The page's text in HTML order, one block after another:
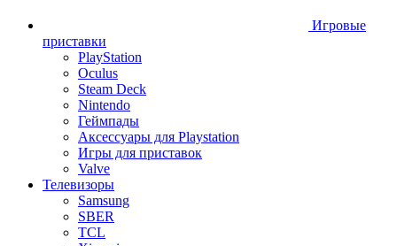
Игровые
приставки
PlayStation
Oculus
Steam Deck
Nintendo
Геймпады
Аксессуары для Playstation
Игры для приставок
Valve
Телевизоры
Samsung
SBER
TCL